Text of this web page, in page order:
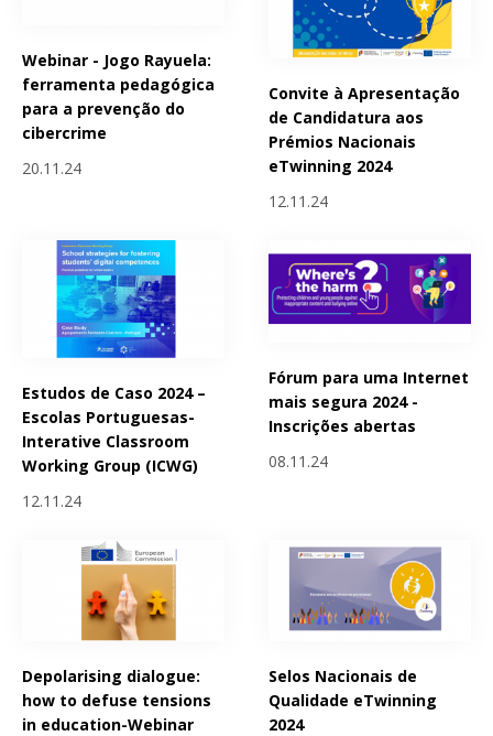
Webinar - Jogo Rayuela:
ferramenta pedagógica
para a prevenção do
cibercrime
20.11.24
Convite à Apresentação
de Candidatura aos
Prémios Nacionais
eTwinning 2024
12.11.24
Estudos de Caso 2024 –
Escolas Portuguesas-
Interative Classroom
Working Group (ICWG)
12.11.24
Fórum para uma Internet
mais segura 2024 -
Inscrições abertas
08.11.24
Depolarising dialogue:
how to defuse tensions
in education-Webinar
Selos Nacionais de
Qualidade eTwinning
2024